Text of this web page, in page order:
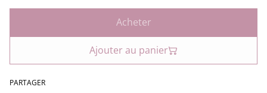
Acheter
Ajouter au panier
PARTAGER